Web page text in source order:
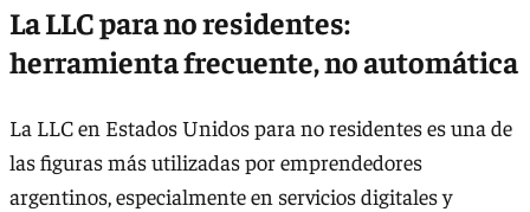
La LLC para no residentes:
herramienta frecuente, no automática
La LLC en Estados Unidos para no residentes es una de
las figuras más utilizadas por emprendedores
argentinos, especialmente en servicios digitales y